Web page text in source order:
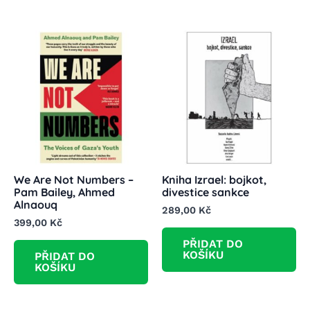
We Are Not Numbers –
Pam Bailey, Ahmed
Alnaouq
399,00 Kč
PŘIDAT DO
KOŠÍKU
Kniha Izrael: bojkot,
divestice sankce
289,00 Kč
PŘIDAT DO
KOŠÍKU